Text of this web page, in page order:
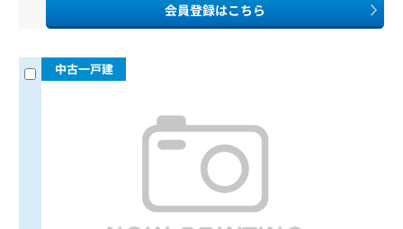
会員登録はこちら
中古一戸建